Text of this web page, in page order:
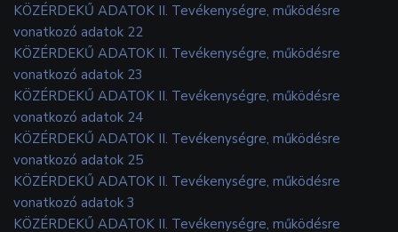
KÖZÉRDEKŰ ADATOK II. Tevékenységre, működésre
vonatkozó adatok 22
KÖZÉRDEKŰ ADATOK II. Tevékenységre, működésre
vonatkozó adatok 23
KÖZÉRDEKŰ ADATOK II. Tevékenységre, működésre
vonatkozó adatok 24
KÖZÉRDEKŰ ADATOK II. Tevékenységre, működésre
vonatkozó adatok 25
KÖZÉRDEKŰ ADATOK II. Tevékenységre, működésre
vonatkozó adatok 3
KÖZÉRDEKŰ ADATOK II. Tevékenységre, működésre